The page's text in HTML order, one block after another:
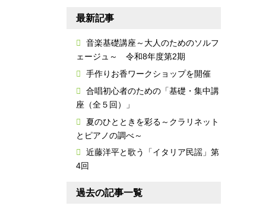
最新記事
音楽基礎講座～大人のためのソルフ
ェージュ～ 令和8年度第2期
手作りお香ワークショップを開催
合唱初心者のための「基礎・集中講
座（全５回）」
夏のひとときを彩る～クラリネット
とピアノの調べ～
近藤洋平と歌う「イタリア民謡」第
4回
過去の記事一覧